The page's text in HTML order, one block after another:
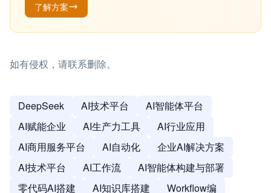
了解方案
如有侵权，请联系删除。
DeepSeek AI技术平台
AI智能体平台
AI赋能企业
AI生产力工具
AI行业应用
AI商用服务平台
AI自动化
企业AI解决方案
AI技术平台
AI工作流
AI智能体构建与部署
零代码AI搭建
AI知识库搭建
Workflow编